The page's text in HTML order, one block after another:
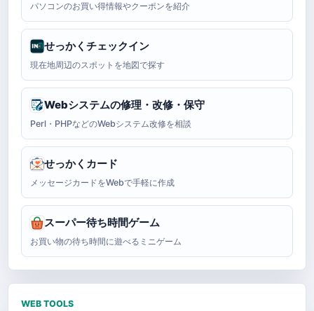
WEB TOOLS
パソコンのお買い得情報やクーポンを紹介
せっかくチェックイン
現在地周辺のスポットを地図で探す
Webシステムの修理・改修・保守
Perl・PHPなどのWebシステム改修を相談
せっかくカード
メッセージカードをWebで手軽に作成
スーパー待ち時間ゲーム
お買い物の待ち時間に遊べるミニゲーム